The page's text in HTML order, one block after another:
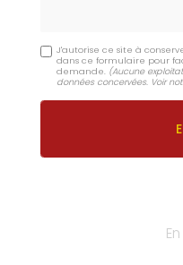
J'autorise ce site à
dans ce formulaire pour
demande. (Aucune
données concervées. Voir